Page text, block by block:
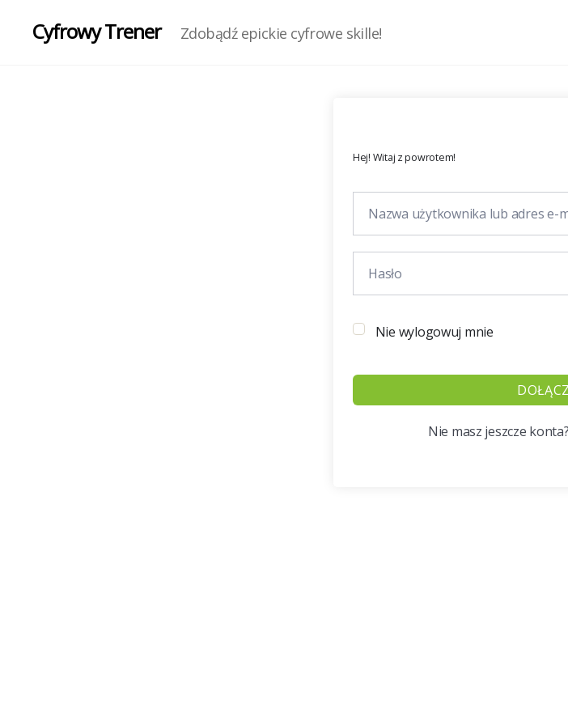
Cyfrowy Trener Zdobądź epickie cyfrowe skille!
Hej! Witaj z powrotem!
Nie wylogowuj mnie
DOŁĄCZ
Nie masz jeszcze